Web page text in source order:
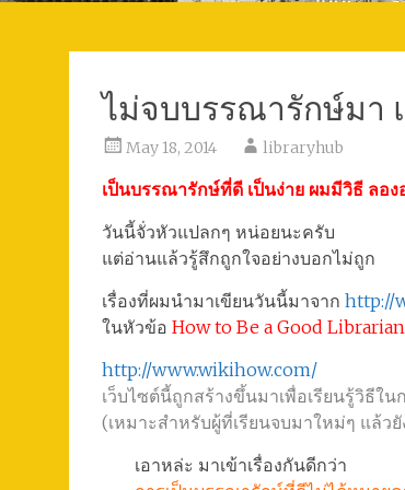
ไม่จบบรรณารักษ์มา
May 18, 2014 libraryhub
เป็นบรรณารักษ์ที่ดี เป็นง่าย ผมมีวิธี ลอ
วันนี้จั่วหัวแปลกๆ หน่อยนะครับ
แต่อ่านแล้วรู้สึกถูกใจอย่างบอกไม่ถูก
เรื่องที่ผมนำมาเขียนวันนี้มาจาก http://
ในหัวข้อ How to Be a Good Librarian
http://www.wikihow.com/
เว็บไซต์นี้ถูกสร้างขึ้นมาเพื่อเรียนรู้วิธีใน
(เหมาะสำหรับผู้ที่เรียนจบมาใหม่ๆ แล้
เอาหล่ะ มาเข้าเรื่องกันดีกว่า